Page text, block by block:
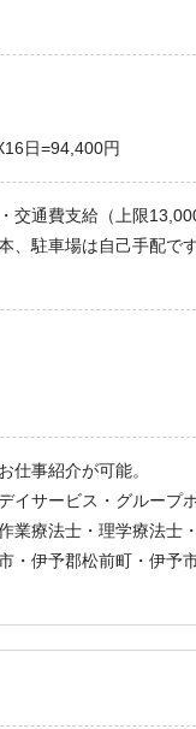
日=94,400円
交通費支給（上限
、駐車場は自己手配で
仕事紹介が可能。
イサービス・グループ
業療法士・理学療法士
・伊予郡松前町・伊予